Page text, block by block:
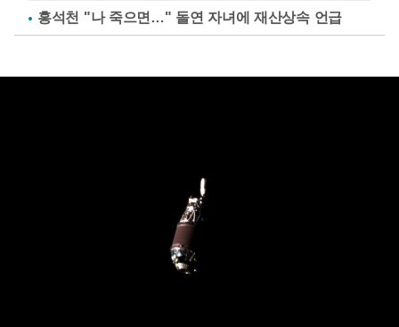
홍석천 "나 죽으면…" 돌연 자녀에 재산상속 언급